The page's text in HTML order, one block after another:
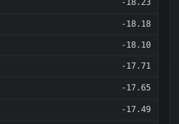
-18.23
-18.18
-18.10
-17.71
-17.65
-17.49